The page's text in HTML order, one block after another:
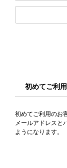
初めてご利
初めてご利用のお
メールアドレスと
ようになります。